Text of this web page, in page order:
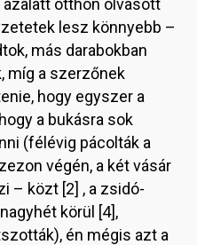
otthon olvasott
lesz könnyebb –
más darabokban
míg a szerzőnek
hogy egyszer a
a bukásra sok
(félévig pácolták a
végén, a két vásár
– közt [2] , a zsidó-
körül [4],
én mégis azt a